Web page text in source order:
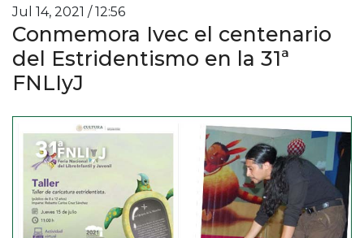
Jul 14, 2021 / 12:56
Conmemora Ivec el centenario
del Estridentismo en la 31ª
FNLIyJ